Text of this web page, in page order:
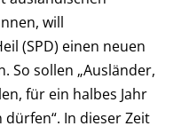
will
(SPD) einen neuen
So sollen „Ausländer,
für ein halbes Jahr
In dieser Zeit